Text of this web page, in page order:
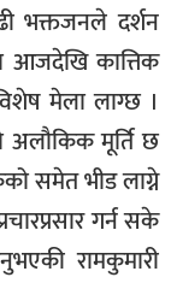
भक्तजनले दर्शन
आजदेखि कात्तिक
मेला लाग्छ ।
मूर्ति छ
समेत भीड लाग्ने
गर्न सके
रामकुमारी